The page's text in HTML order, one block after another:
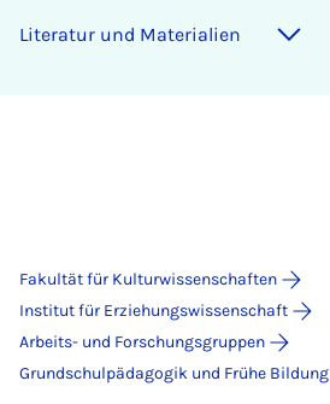
Li­te­ra­tur und Ma­te­ri­a­li­en
Fakultät für Kulturwissenschaften
Institut für Erziehungswissenschaft
Arbeits- und Forschungsgruppen
Grundschulpädagogik und Frühe Bildung